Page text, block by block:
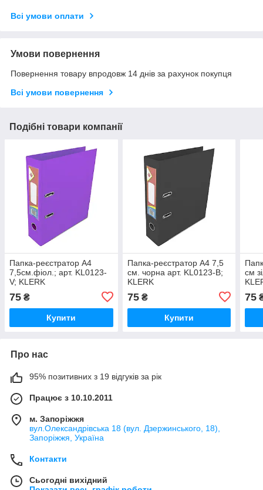
Всі умови оплати
Умови повернення
Повернення товару впродовж 14 днів за рахунок покупця
Всі умови повернення
Подібні товари компанії
Папка-реєстратор А4
7,5см.фіол.; арт. KL0123-
V; KLERK
75 ₴
Купити
Папка-реєстратор А4 7,5
см. чорна арт. KL0123-B;
KLERK
75₴
Купити
см
75
Про нас
95% позитивних з 19 відгуків за рік
Працює з 10.10.2011
м. Запоріжжя
вул.Олександрівська 18 (вул. Дзержинського, 18),
Запоріжжя, Україна
Контакти
Сьогодні вихідний